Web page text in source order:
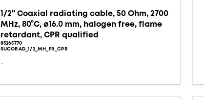
1/2" Coaxial radiating cable, 50 Ohm, 2700
MHz, 80°C, ø16.0 mm, halogen free, flame
retardant, CPR qualified
85265770
SUCORAD_1/2_MH_FR_CPR
-